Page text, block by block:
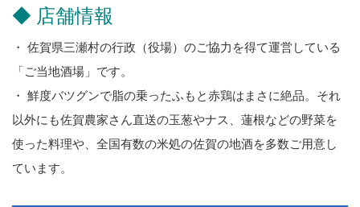
◆ 店舗情報
・ 佐賀県三瀬村の行政（役場）のご協力を得て運営している
「ご当地酒場」です。
・ 鮮度バツグンで脂の乗ったふもと赤鶏はまさに絶品。それ
以外にも佐賀農家さん直送の玉葱やナス、蓮根などの野菜を
使った料理や、全国有数の米処の佐賀の地酒を多数ご用意し
ています。